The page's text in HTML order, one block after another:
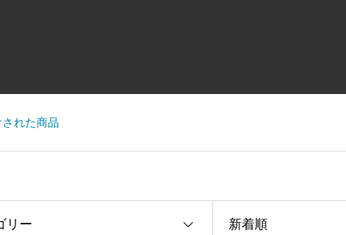
れた商品
リー 新着順